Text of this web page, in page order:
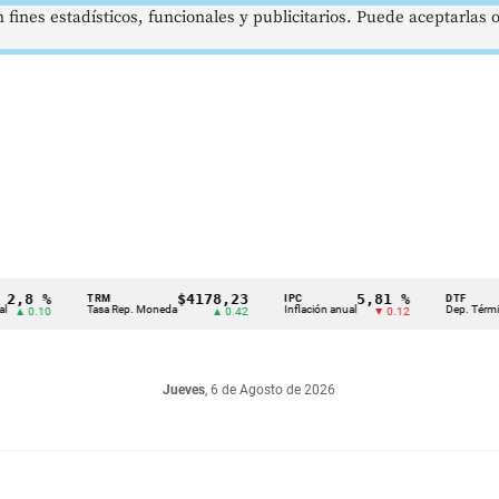
%
Tasa Rep. Moneda
$4178,23
▲ 0.42 Inflación anual
5,81 %
▼ 0.12 Dep. Término Fijo
Jueves, 6 de Agosto de 2026
estadísticos, funcionales y publicitarios. Puede aceptarlas